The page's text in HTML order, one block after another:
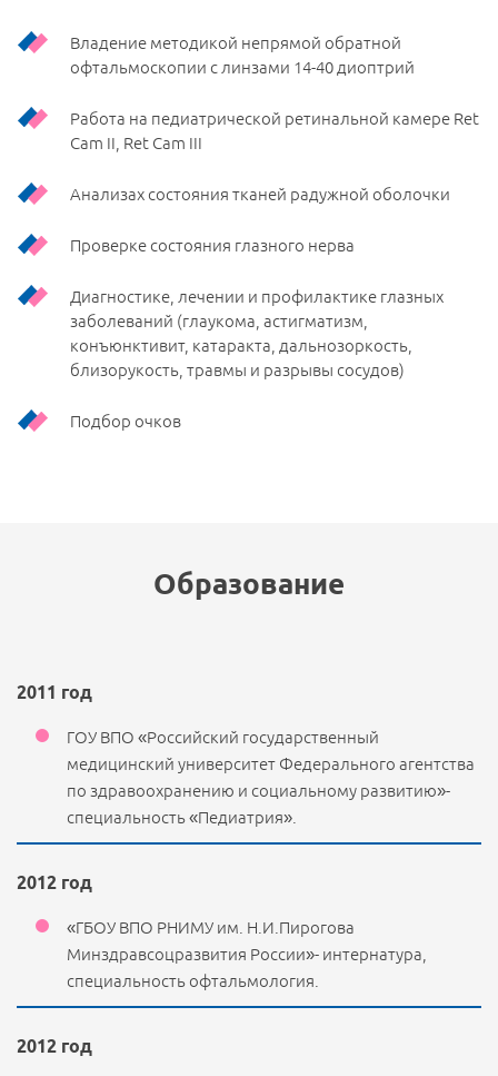
Владение методикой непрямой обратной
офтальмоскопии с линзами 14-40 диоптрий
Работа на педиатрической ретинальной камере Ret
Cam II, Ret Cam III
Анализах состояния тканей радужной оболочки
Проверке состояния глазного нерва
Диагностике, лечении и профилактике глазных
заболеваний (глаукома, астигматизм,
конъюнктивит, катаракта, дальнозоркость,
близорукость, травмы и разрывы сосудов)
Подбор очков
Образование
2011 год
ГОУ ВПО «Российский государственный
медицинский университет Федерального агентства
по здравоохранению и социальному развитию»-
специальность «Педиатрия».
2012 год
«ГБОУ ВПО РНИМУ им. Н.И.Пирогова
Минздравсоцразвития России»- интернатура,
специальность офтальмология.
2012 год